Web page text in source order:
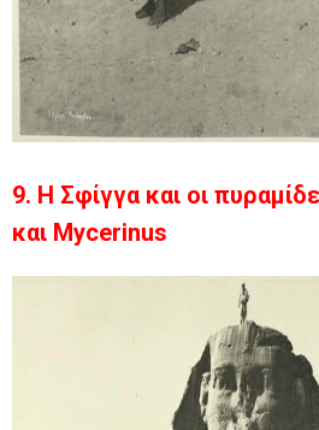
9. Η Σφίγγα και οι
και Mycerinus